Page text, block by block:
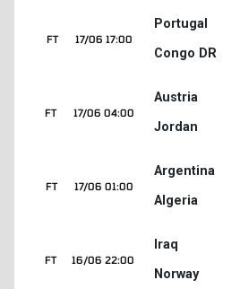
17/06 17:00
FT
Portugal
Congo DR
17/06 04:00
FT
Austria
Jordan
17/06 01:00
FT
Argentina
Algeria
16/06 22:00
FT
Iraq
Norway